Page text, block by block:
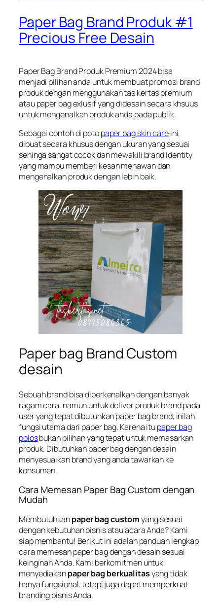
Paper Bag Brand Produk #1
Precious Free Desain
Paper Bag Brand Produk Premium 2024 bisa
menjadi pilihan anda untuk membuat promosi brand
produk dengan menggunakan tas kertas premium
atau paper bag exlusif yang didesain secara khsuus
untuk mengenalkan produk anda pada publik.
Sebagai contoh di potopaper bag skin careini,
dibuat secara khusus dengan ukuran yang sesuai
sehinga sangat cocok dan mewakili brand identity
yang mampu memberi kesan menawan dan
mengenalkan produk dengan lebih baik.
Paper bag Brand Custom
desain
Sebuah brand bisa diperkenalkan dengan banyak
ragam cara. namun untuk deliver produk brand pada
user yang tepat dibutuhkan paper bag brand, inilah
fungsi utama dari paper bag. Karena itupaper bag
polosbukan pilihan yang tepat untuk memasarkan
produk. Dibutuhkan paper bag dengan desain
menyesuaikan brand yang anda tawarkan ke
konsumen.
Cara Memesan Paper Bag Custom dengan
Mudah
Membutuhkanpaper bag customyang sesuai
dengan kebutuhan bisnis atau acara Anda? Kami
siap membantu! Berikut ini adalah panduan lengkap
cara memesan paper bag dengan desain sesuai
keinginan Anda. Kami berkomitmen untuk
menyediakanpaper bag berkualitasyang tidak
hanya fungsional, tetapi juga dapat memperkuat
branding bisnis Anda.